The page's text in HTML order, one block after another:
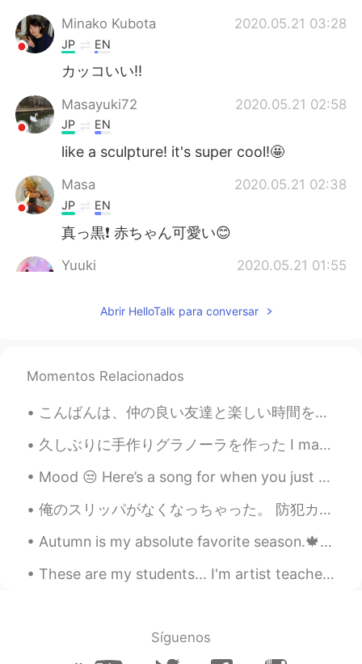
Minako Kubota 2020.05.21 03:28
JP EN
カッコいい‼️
Masayuki72 2020.05.21 02:58
JP EN
like a sculpture! it's super cool!🤩
Masa 2020.05.21 02:38
JP EN
真っ黒❗️ 赤ちゃん可愛い😊
Yuuki 2020.05.21 01:55
All black so beautiful 😍❤️✨✨✨
JP EN
口の中まで！
さくら 2020.05.21 01:52
美しいですね～
Abrir HelloTalk para conversar
Momentos Relacionados
こんばんは、仲の良い友達と楽しい時間を過ごしました。みんなで果樹園でイチゴを収穫しようとしました。その後、ルームメイト全員とイチゴのタルトとジャムを作りました。^^🌸🍓 I also tried...
久しぶりに手作りグラノーラを作った I made granola for the first time in awhile アメリカにはグラノーラのレシピが多いですが、大抵作りやすい In A...
Mood 😒 Here’s a song for when you just hate everything 😂👀 ** You can read the lyrics! It can be...
俺のスリッパがなくなっちゃった。 防犯カメラで、第一容疑者が特定された。オリーちゃんがやましいのは明だ！やっぱりこいつだ！😳お前返してくれ！ 笑 One of my slippers disap...
Autumn is my absolute favorite season.🍁🎃🍁🎃🍁 So glad I get to enjoy it this year. 💖💖 Now if I co...
These are my students... I'm artist teacher 🎨... Of course these photos were taking before Virus....
Síguenos